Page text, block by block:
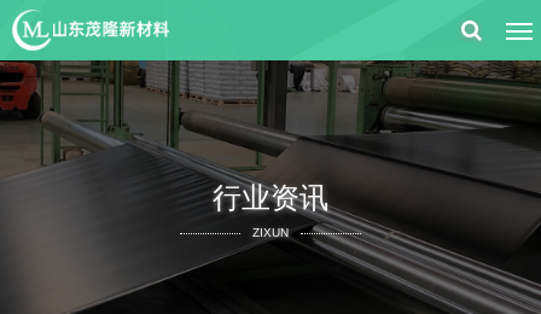
行业资讯
ZIXUN